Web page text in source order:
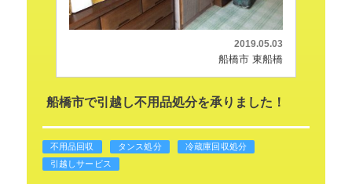
2019.05.03
船橋市 東船橋
船橋市で引越し不用品処分を承りました！
不用品回収 タンス処分
冷蔵庫回収処分
引越しサービス